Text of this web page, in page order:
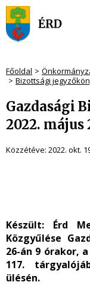
Főoldal
Bizottsági
Gazdasági
2022.
Közzétéve: 2022. okt.
Készült: Érd
Közgyűlése
26-án 9 órakor,
117.
ülésén.